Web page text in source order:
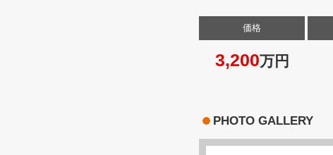
価格
3,200万円
PHOTO GALLERY